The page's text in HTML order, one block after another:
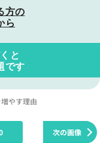
方の
ら
と
です
やす理由
次の画像